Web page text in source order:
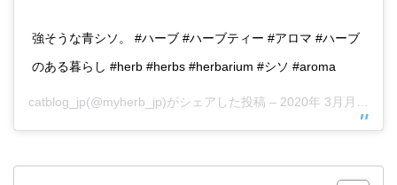
強そうな青シソ。 #ハーブ #ハーブティー #アロマ #ハーブ
のある暮らし #herb #herbs #herbarium #シソ #aroma
catblog_jp(@myherb_jp)がシェアした投稿 – 2020年 3月月29日午後8時10分PDT